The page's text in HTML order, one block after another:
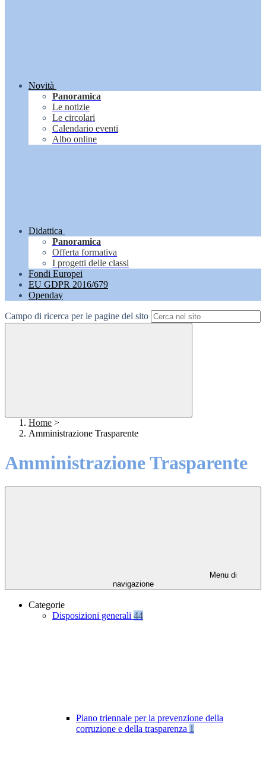
Novità
Panoramica
Le notizie
Le circolari
Calendario eventi
Albo online
Didattica
Panoramica
Offerta formativa
I progetti delle classi
Fondi Europei
EU GDPR 2016/679
Openday
Campo di ricerca per le pagine del sito
Home >
Amministrazione Trasparente
Amministrazione Trasparente
Menu di
navigazione
Categorie
Disposizioni generali 44
Piano triennale per la prevenzione della
corruzione e della trasparenza 1